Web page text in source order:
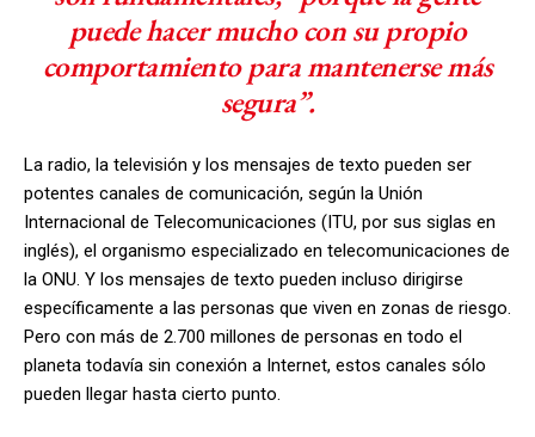
puede hacer mucho con su propio
comportamiento para mantenerse más
segura”.
La radio, la televisión y los mensajes de texto pueden ser
potentes canales de comunicación, según la Unión
Internacional de Telecomunicaciones (ITU, por sus siglas en
inglés), el organismo especializado en telecomunicaciones de
la ONU. Y los mensajes de texto pueden incluso dirigirse
específicamente a las personas que viven en zonas de riesgo.
Pero con más de 2.700 millones de personas en todo el
planeta todavía sin conexión a Internet, estos canales sólo
pueden llegar hasta cierto punto.